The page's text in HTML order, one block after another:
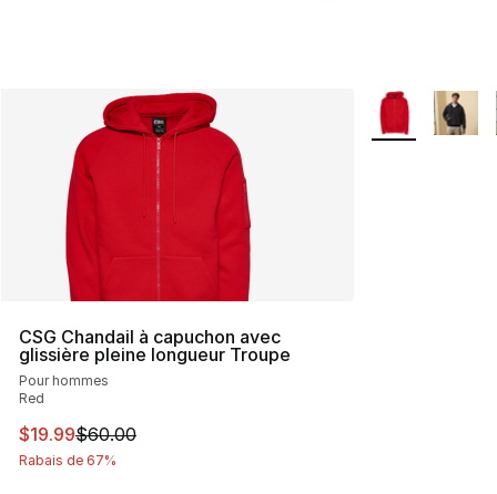
CSG Chandail à capuchon avec
glissière pleine longueur Troupe
Pour hommes
Red
Cet article est en solde. Le prix est passé de $60.00 à
$19.99$60.00
Rabais de 67%
Plus de